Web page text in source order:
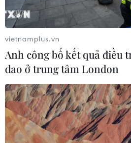
03/08/2026 05:32
Tòa án Nga lần đầu phán
với sản phẩm do AI tạo ra
vietnamplus.vn
Anh công bố kết quả điều
dao ở trung tâm London